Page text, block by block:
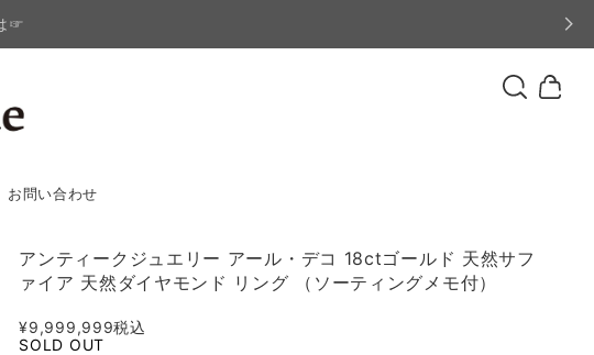
☞
お問い合わせ
アンティークジュエリー アール・デコ 18ctゴールド 天然サフ
ァイア 天然ダイヤモンド リング （ソーティングメモ付）
¥9,999,999税込
SOLD OUT